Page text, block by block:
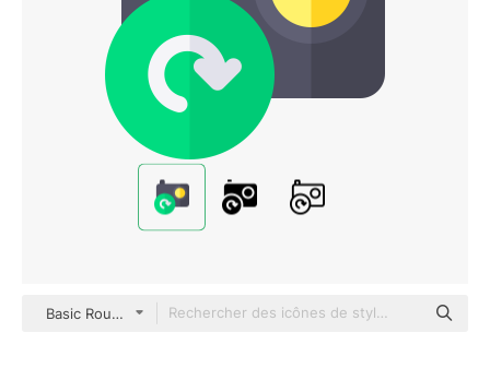
Basic Rounded Flat